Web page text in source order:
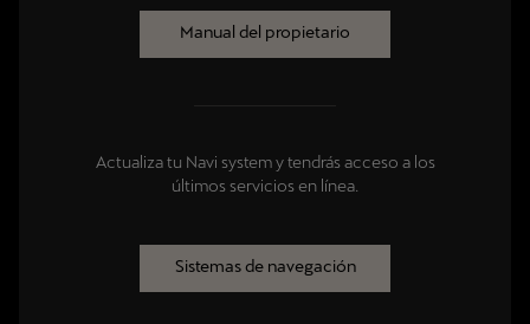
Manual del propietario
Actualiza tu Navi system y tendrás acceso a los
últimos servicios en línea.
Sistemas de navegación